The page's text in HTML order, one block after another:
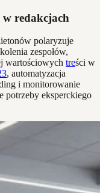
redakcjach
polaryzuje
zespołów,
wartościowych treści w
, automatyzacja
i monitorowanie
potrzeby eksperckiego